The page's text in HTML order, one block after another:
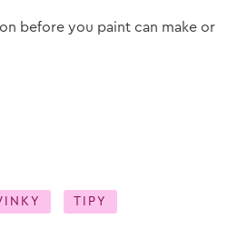
before you paint can make or
TIPY